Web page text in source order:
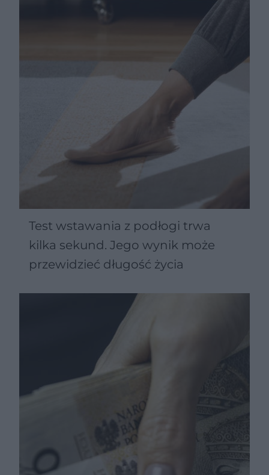
Test wstawania z podłogi trwa
kilka sekund. Jego wynik może
przewidzieć długość życia